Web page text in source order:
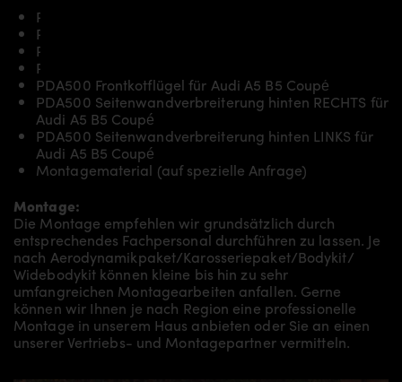
PDA500 Frontspoilerlippe für Audi A5 B5 Coupé
PDA500 Frontstoßstange für Audi A5 B5 Coupé
PDA500 Heckstoßstange für Audi A5 B5 Coupé
PDA500 Seitenschweller für Audi A5 B5 Coupé
PDA500 Frontkotflügel für Audi A5 B5 Coupé
PDA500 Seitenwandverbreiterung hinten RECHTS für
Audi A5 B5 Coupé
PDA500 Seitenwandverbreiterung hinten LINKS für
Audi A5 B5 Coupé
Montagematerial (auf spezielle Anfrage)
Montage:
Die Montage empfehlen wir grundsätzlich durch
entsprechendes Fachpersonal durchführen zu lassen. Je
nach Aerodynamikpaket/Karosseriepaket/Bodykit/
Widebodykit können kleine bis hin zu sehr
umfangreichen Montagearbeiten anfallen. Gerne
können wir Ihnen je nach Region eine professionelle
Montage in unserem Haus anbieten oder Sie an einen
unserer Vertriebs- und Montagepartner vermitteln.